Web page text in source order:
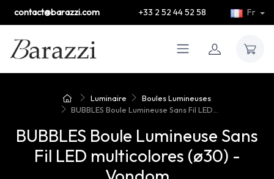
contact@barazzi.com +33 2 52 44 52 58 Fr
Luminaire
Boules Lumineuses
BUBBLES Boule Lumineuse Sans Fil LED...
BUBBLES Boule Lumineuse Sans
Fil LED multicolores (ø30) -